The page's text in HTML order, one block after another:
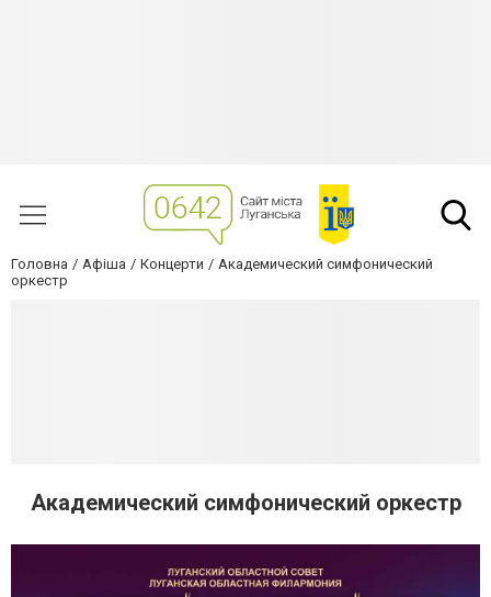
Головна Афіша Концерти
Академический симфонический
оркестр
Академический симфонический оркестр